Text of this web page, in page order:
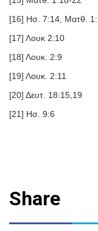
[16] Ησ. 7:14, Ματθ.
[17] Λουκ 2:10
[18] Λουκ. 2:9
[19] Λουκ. 2:11
[20] Δευτ. 18:15,19
[21] Ησ. 9:6
Share